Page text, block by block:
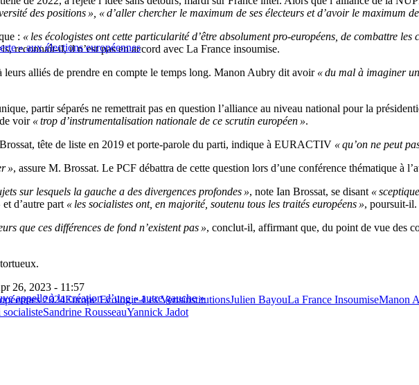
des positions », «d’aller chercher le maximum de ses électeurs et d’avoir le maximum
» aux élections européennes
: « les écologistes ont cette particularité d’être absolument pro-européens, de combattre
reconnaît-il, il n’est pas en accord avec La France insoumise.
leurs alliés de prendre en compte le temps long. Manon Aubry dit avoir « du mal à imaginer
partir séparés ne remettrait pas en question l’alliance au niveau national pour la
voir « trop d’instrumentalisation nationale de ce scrutin européen ».
tête de liste en 2019 et porte-parole du parti, indique à EURACTIV « qu’on ne peut
», assure M. Brossat. Le PCF débattra de cette question lors d’une conférence thématique à
sur lesquels la gauche a des divergences profondes », note Ian Brossat, se disant «
et d’autre part « les socialistes ont, en majorité, soutenu tous les traités européens », poursuit-il.
que ces différences de fond n’existent pas », conclut-il, affirmant que, du point de vue des
appelle à la création d’une « autre gauche »
26, 2023 - 11:57
2024Europe Ecologie-Les VertsinstitutionsJulien BayouLa France InsoumiseManon
socialisteSandrine RousseauYannick Jadot